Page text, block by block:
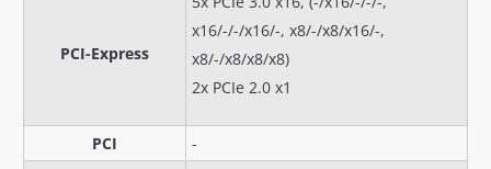
PCI-Express
x16/-/-/x16/-, x8/-/x8/x16/-,
x8/-/x8/x8/x8)
2x PCIe 2.0 x1
PCI -